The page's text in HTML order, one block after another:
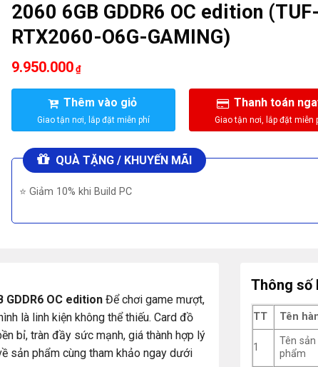
2060 6GB GDDR6 OC edition (TUF-
RTX2060-O6G-GAMING)
9.950.000 ₫
Thêm vào giỏ Thanh toán
QUÀ TẶNG / KHUYẾN MÃI
⭐ Giảm 10% khi Build PC
GDDR6 OC edition Để chơi game mượt,
là linh kiện không thể thiếu. Card đồ
bỉ, tràn đầy sức mạnh, giá thành hợp lý
sản phẩm cùng tham khảo ngay dưới
Thông số
TT Tên
1
Tên sản
phẩm